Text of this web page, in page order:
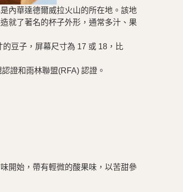
內華達德爾威拉火山的所在地。該地
就了著名的杯子外形，通常多汁、果
豆子，屏幕尺寸為 17 或 18，比
證和雨林聯盟(RFA) 認證。
開始，帶有輕微的酸果味，以苦甜參